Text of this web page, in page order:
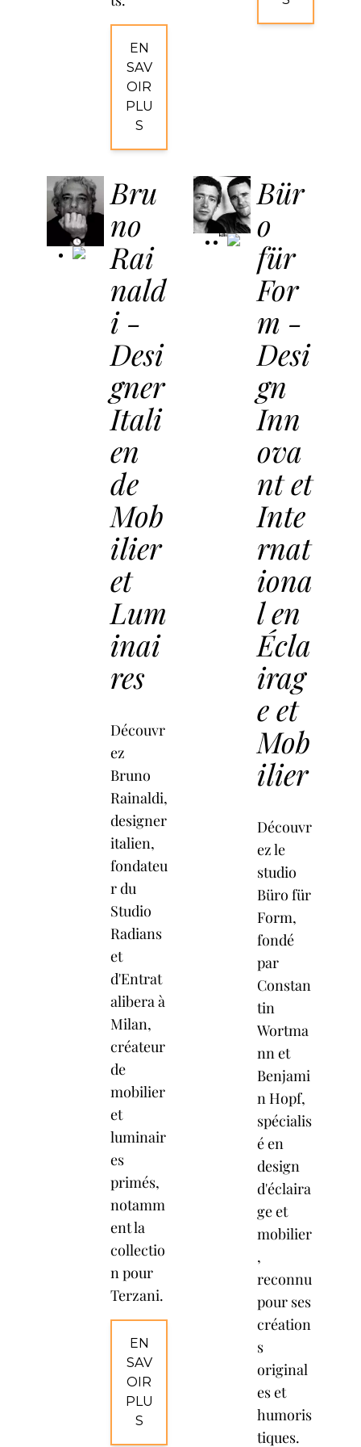
EN
SAV
OIR
PLU
S
Bru
no
Rai
nald
i -
Desi
gner
Itali
en
de
Mob
ilier
et
Lum
inai
res
Découvr
ez
Bruno
Rainaldi,
designer
italien,
fondateu
r du
Studio
Radians
et
d'Entrat
alibera à
Milan,
créateur
de
mobilier
et
luminair
es
primés,
notamm
ent la
collectio
n pour
Terzani.
EN
SAV
OIR
PLU
S
Kundalini
Bür
o
für
For
m -
Desi
gn
Inn
ova
nt et
Inte
rnat
iona
l en
Écla
irag
e et
Mob
ilier
Découvr
ez le
studio
Büro für
Form,
fondé
par
Constan
tin
Wortma
nn et
Benjami
n Hopf,
spécialis
é en
design
d'éclaira
ge et
mobilier
,
reconnu
pour ses
création
s
original
es et
humoris
tiques.